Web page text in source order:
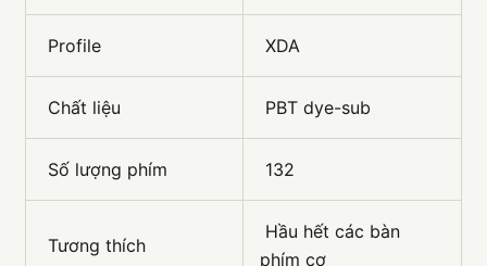
Profile XDA
Chất liệu PBT dye-sub
Số lượng phím 132
Tương thích
Hầu hết các bàn
phím cơ